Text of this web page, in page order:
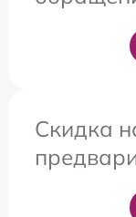
Скидка